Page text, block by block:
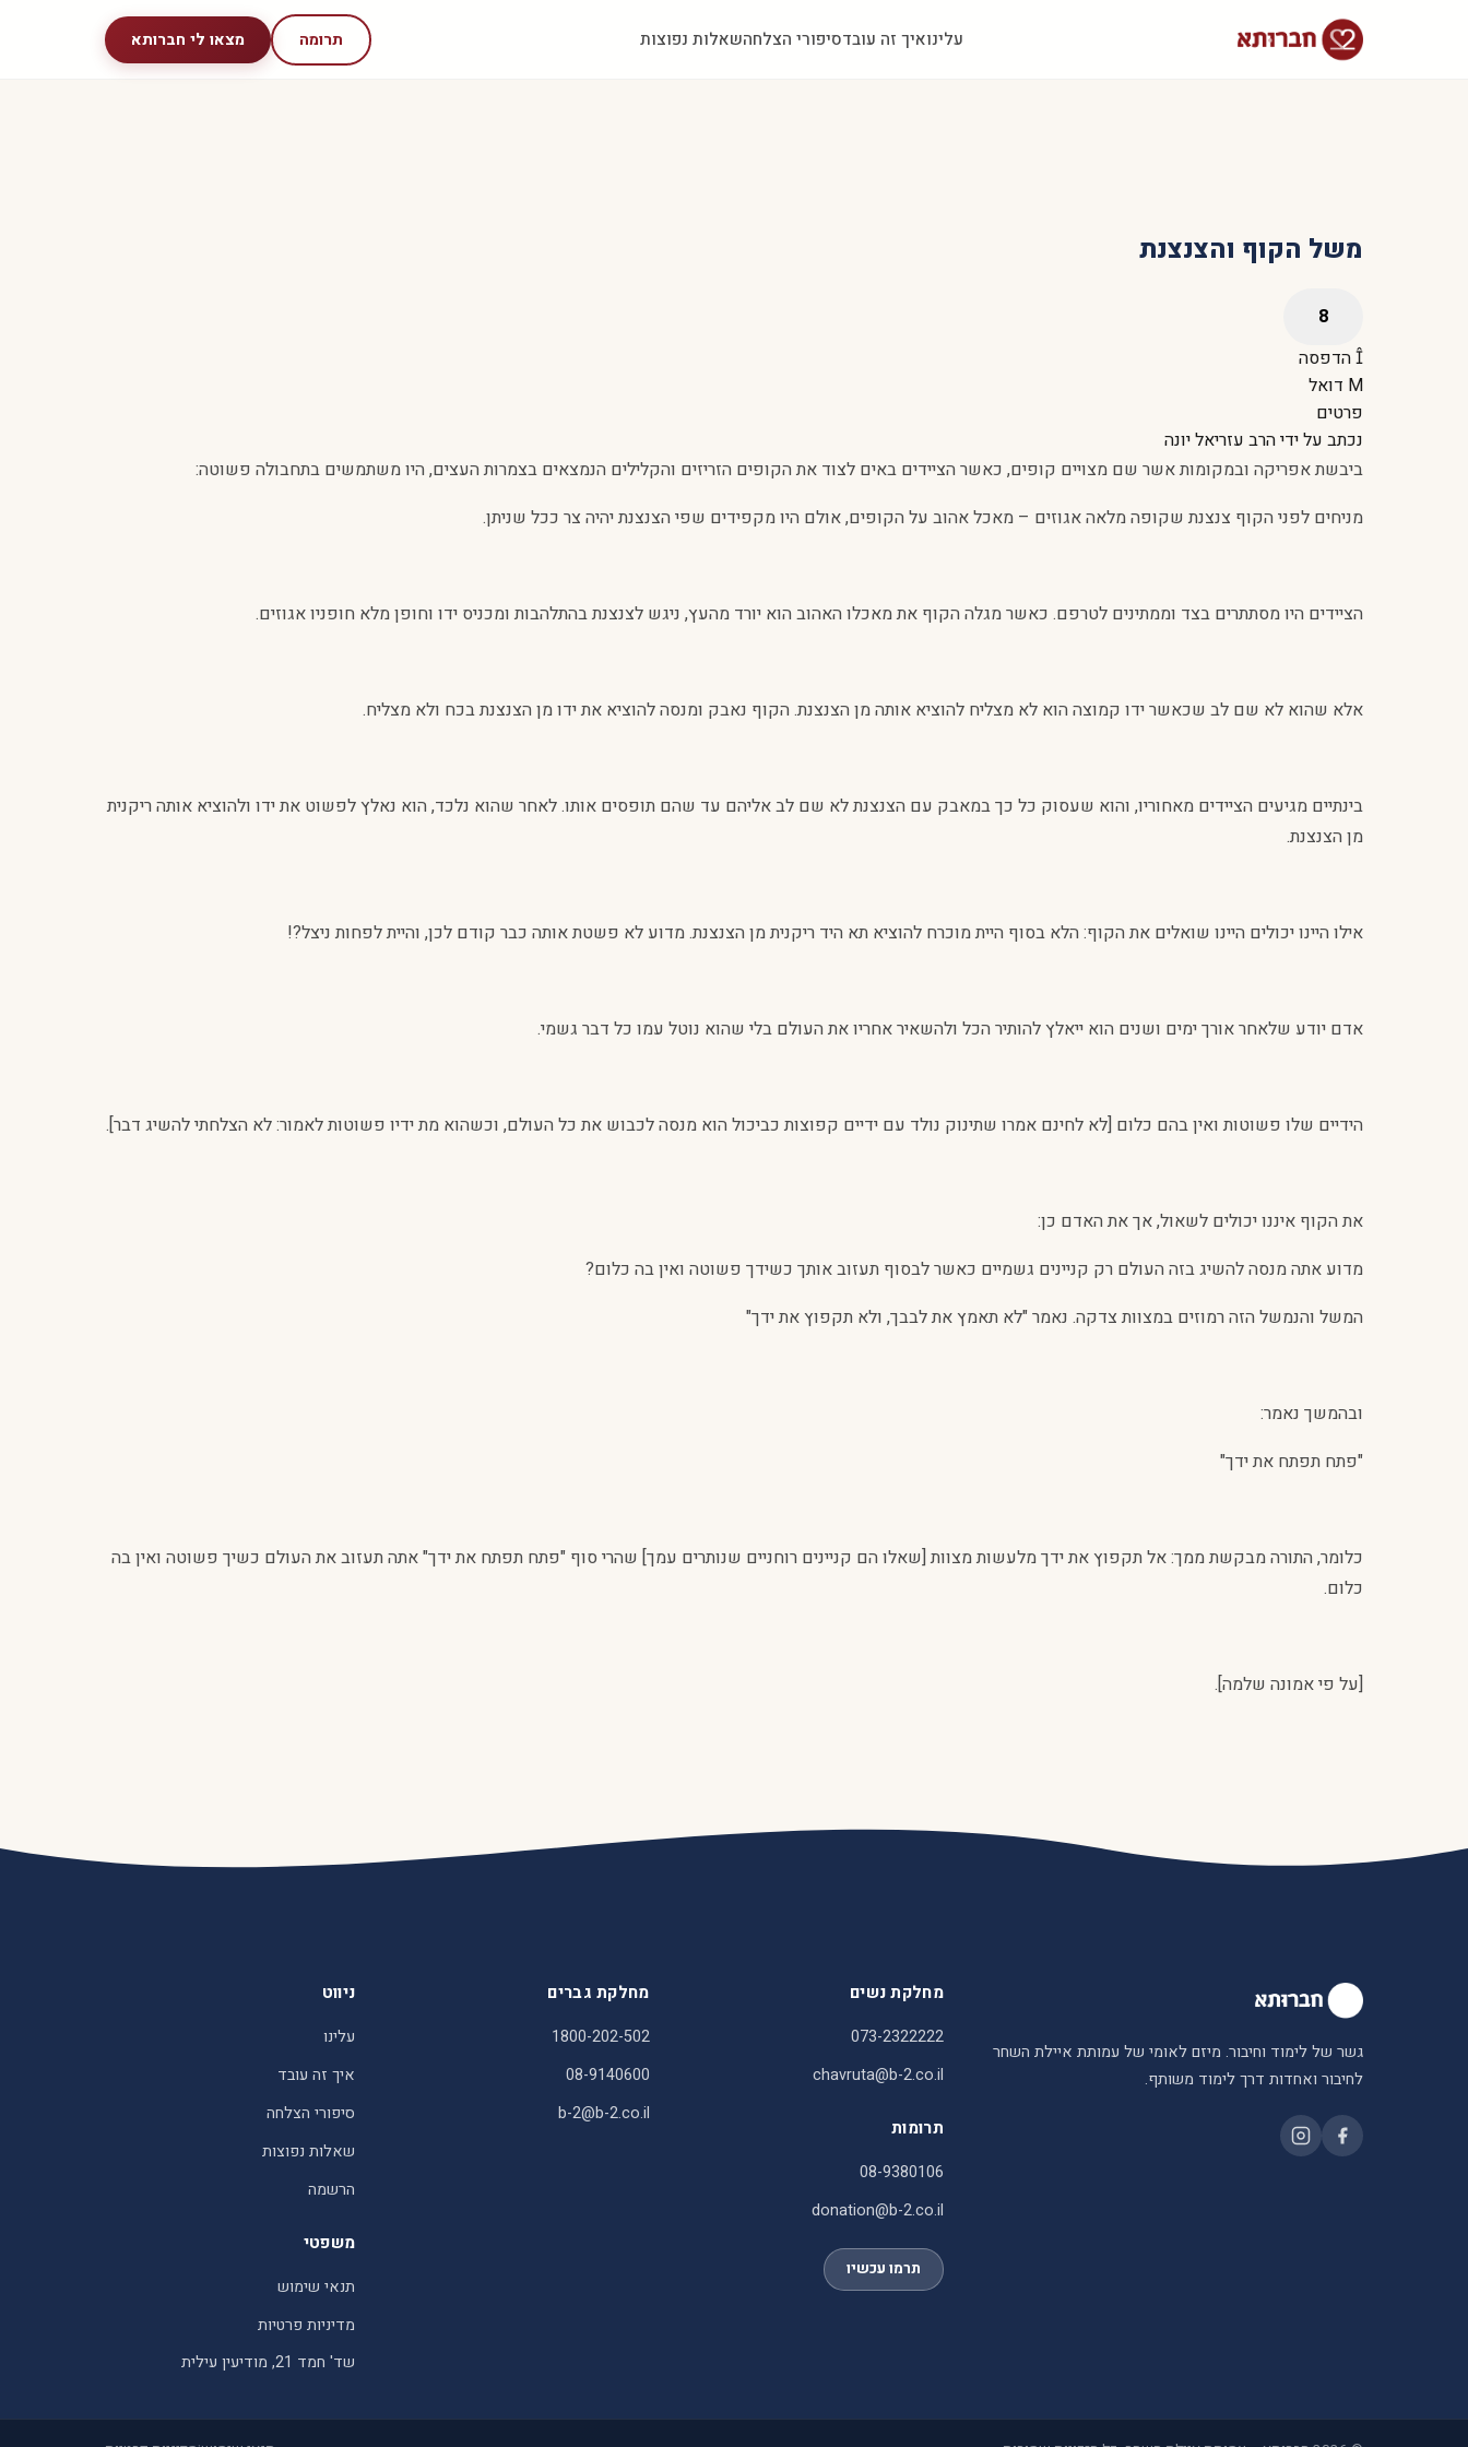
עלינואיך זה עובדסיפורי הצלחהשאלות נפוצות תרומה מצאו לי חברותא
משל הקוף והצנצנת
הדפסה
דואל
פרטים
נכתב על ידיהרב עזריאל יונה
ביבשת אפריקה ובמקומות אשר שם מצויים קופים, כאשר הציידים באים לצוד את הקופים הזריזים והקלילים הנמצאים בצמרות העצים, היו משתמשים בתחבולה פשוטה:
מניחים לפני הקוף צנצנת שקופה מלאה אגוזים – מאכל אהוב על הקופים, אולם היו מקפידים שפי הצנצנת יהיה צר ככל שניתן.
הציידים היו מסתתרים בצד וממתינים לטרפם. כאשר מגלה הקוף את מאכלו האהוב הוא יורד מהעץ, ניגש לצנצנת בהתלהבות ומכניס ידו וחופן מלא חופניו אגוזים.
אלא שהוא לא שם לב שכאשר ידו קמוצה הוא לא מצליח להוציא אותה מן הצנצנת. הקוף נאבק ומנסה להוציא את ידו מן הצנצנת בכח ולא מצליח.
בינתיים מגיעים הציידים מאחוריו, והוא שעסוק כל כך במאבק עם הצנצנת לא שם לב אליהם עד שהם תופסים אותו. לאחר שהוא נלכד, הוא נאלץ לפשוט את ידו ולהוציא אותה ריקנית
מן הצנצנת.
אילו היינו יכולים היינו שואלים את הקוף: הלא בסוף היית מוכרח להוציא תא היד ריקנית מן הצנצנת. מדוע לא פשטת אותה כבר קודם לכן, והיית לפחות ניצל?!
אדם יודע שלאחר אורך ימים ושנים הוא ייאלץ להותיר הכל ולהשאיר אחריו את העולם בלי שהוא נוטל עמו כל דבר גשמי.
הידיים שלו פשוטות ואין בהם כלום [לא לחינם אמרו שתינוק נולד עם ידיים קפוצות כביכול הוא מנסה לכבוש את כל העולם, וכשהוא מת ידיו פשוטות לאמור: לא הצלחתי להשיג דבר].
את הקוף איננו יכולים לשאול, אך את האדם כן:
מדוע אתה מנסה להשיג בזה העולם רק קניינים גשמיים כאשר לבסוף תעזוב אותך כשידך פשוטה ואין בה כלום?
המשל והנמשל הזה רמוזים במצוות צדקה. נאמר "לא תאמץ את לבבך, ולא תקפוץ את ידך"
ובהמשך נאמר:
"פתח תפתח את ידך"
כלומר, התורה מבקשת ממך: אל תקפוץ את ידך מלעשות מצוות [שאלו הם קניינים רוחניים שנותרים עמך] שהרי סוף "פתח תפתח את ידך" אתה תעזוב את העולם כשיך פשוטה ואין בה
כלום.
[על פי אמונה שלמה].
גשר של לימוד וחיבור. מיזם לאומי של עמותת איילת השחר
לחיבור ואחדות דרך לימוד משותף.
מחלקת נשים
073-2322222
chavruta@b-2.co.il
תרומות
08-9380106
donation@b-2.co.il
תרמו עכשיו
מחלקת גברים
1800-202-502
08-9140600
b-2@b-2.co.il
ניווט
עלינו
איך זה עובד
סיפורי הצלחה
שאלות נפוצות
הרשמה
משפטי
תנאי שימוש
מדיניות פרטיות
שד' חמד 21, מודיעין עילית